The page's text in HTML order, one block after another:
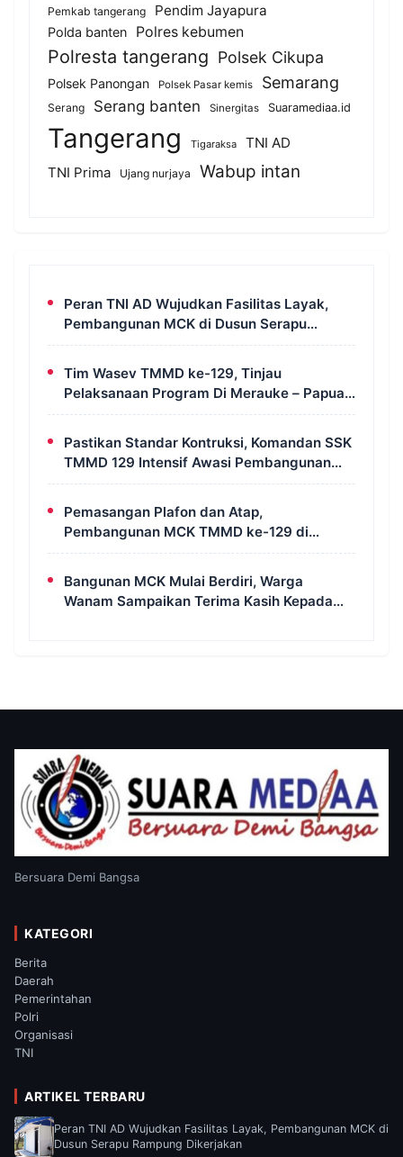
Pemkab tangerang
Pendim Jayapura
Polda banten Polres kebumen
Polresta tangerang Polsek Cikupa
Polsek Panongan Polsek Pasar kemis Semarang
Serang Serang banten Sinergitas Suaramediaa.id
Tangerang Tigaraksa
TNI AD
TNI Prima
Ujang nurjaya Wabup intan
Peran TNI AD Wujudkan Fasilitas Layak,
Pembangunan MCK di Dusun Serapu
Rampung Dikerjakan
Tim Wasev TMMD ke-129, Tinjau
Pelaksanaan Program Di Merauke – Papua
Selatan
Pastikan Standar Kontruksi, Komandan SSK
TMMD 129 Intensif Awasi Pembangunan
MCK di Wanam
Pemasangan Plafon dan Atap,
Pembangunan MCK TMMD ke-129 di
Kampung Wanam Hampir Rampung
Bangunan MCK Mulai Berdiri, Warga
Wanam Sampaikan Terima Kasih Kepada
Bersuara Demi Bangsa
KATEGORI
Berita
Daerah
Pemerintahan
Polri
Organisasi
TNI
ARTIKEL TERBARU
Peran TNI AD Wujudkan Fasilitas Layak, Pembangunan MCK di
Dusun Serapu Rampung Dikerjakan